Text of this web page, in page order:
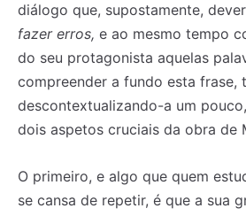
diálogo que, supostamente,
fazer erros, e ao mesmo tempo
do seu protagonista aquelas
compreender a fundo esta frase,
descontextualizando-a um
dois aspetos cruciais da obra de
O primeiro, e algo que quem
se cansa de repetir, é que a sua